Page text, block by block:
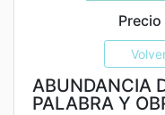
ABUNDANCIA
PALABRA Y